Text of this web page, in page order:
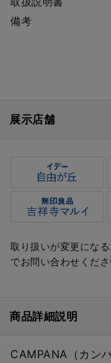
備考
展示店舗
取り扱いが変更にな
でお問い合わせくださ
商品詳細説明
CAMPANA（カン